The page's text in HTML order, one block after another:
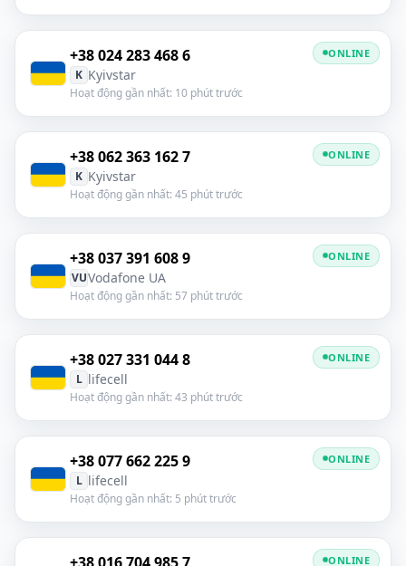
+38 024 283 468 6
K Kyivstar
Hoạt động gần nhất: 10 phút trước
ONLINE
+38 062 363 162 7
K Kyivstar
Hoạt động gần nhất: 45 phút trước
ONLINE
+38 037 391 608 9
VUVodafone UA
Hoạt động gần nhất: 57 phút trước
ONLINE
+38 027 331 044 8
L lifecell
Hoạt động gần nhất: 43 phút trước
ONLINE
+38 077 662 225 9
L lifecell
Hoạt động gần nhất: 5 phút trước
ONLINE
+38 016 704 985 7 ONLINE